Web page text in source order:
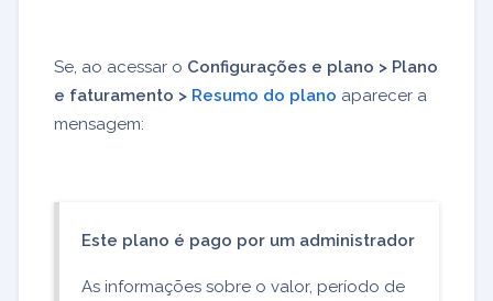
Se, ao acessar o Configurações e plano > Plano
e faturamento > Resumo do plano aparecer a
mensagem:
Este plano é pago por um administrador
As informações sobre o valor, período de